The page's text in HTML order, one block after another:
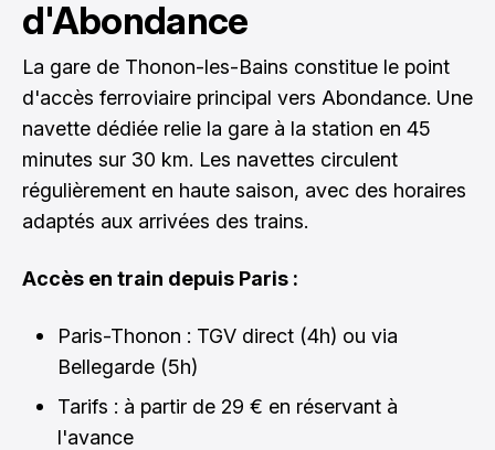
d'Abondance
La gare de Thonon-les-Bains constitue le point
d'accès ferroviaire principal vers Abondance. Une
navette dédiée relie la gare à la station en 45
minutes sur 30 km. Les navettes circulent
régulièrement en haute saison, avec des horaires
adaptés aux arrivées des trains.
Accès en train depuis Paris :
Paris-Thonon : TGV direct (4h) ou via
Bellegarde (5h)
Tarifs : à partir de 29 € en réservant à
l'avance